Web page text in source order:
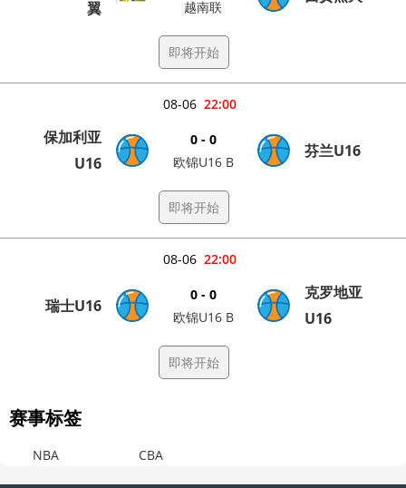
翼
越南联
即将开始
22:00
08-06
保加利亚
U16
0 - 0
欧锦U16 B
芬兰U16
即将开始
22:00
08-06
瑞士U16
0 - 0
欧锦U16 B
克罗地亚
U16
即将开始
赛事标签
NBA CBA